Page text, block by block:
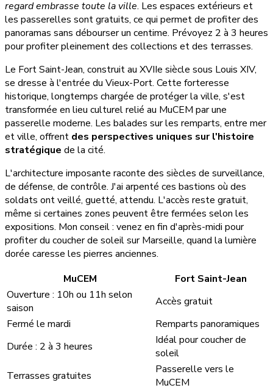
regard embrasse toute la ville. Les espaces extérieurs et
les passerelles sont gratuits, ce qui permet de profiter des
panoramas sans débourser un centime. Prévoyez 2 à 3 heures
pour profiter pleinement des collections et des terrasses.
Le Fort Saint-Jean, construit au XVIIe siècle sous Louis XIV,
se dresse à l'entrée du Vieux-Port. Cette forteresse
historique, longtemps chargée de protéger la ville, s'est
transformée en lieu culturel relié au MuCEM par une
passerelle moderne. Les balades sur les remparts, entre mer
et ville, offrent des perspectives uniques sur l'histoire
stratégique de la cité.
L'architecture imposante raconte des siècles de surveillance,
de défense, de contrôle. J'ai arpenté ces bastions où des
soldats ont veillé, guetté, attendu. L'accès reste gratuit,
même si certaines zones peuvent être fermées selon les
expositions. Mon conseil : venez en fin d'après-midi pour
profiter du coucher de soleil sur Marseille, quand la lumière
dorée caresse les pierres anciennes.
MuCEM
Fort Saint-Jean
Ouverture : 10h ou 11h selon
saison
Accès gratuit
Fermé le mardi
Remparts panoramiques
Durée : 2 à 3 heures
Idéal pour coucher de
soleil
Terrasses gratuites
Passerelle vers le
MuCEM